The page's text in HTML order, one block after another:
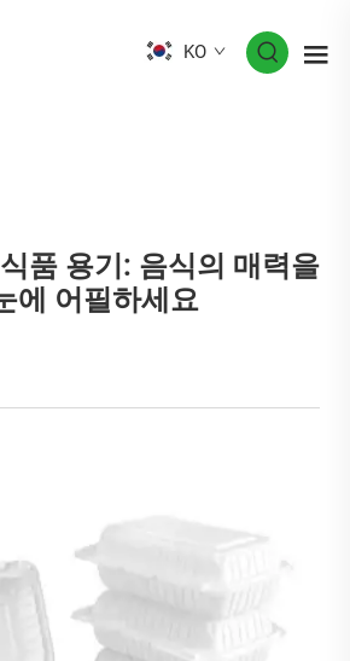
KO
품 용기: 음식의 매력을
에 어필하세요